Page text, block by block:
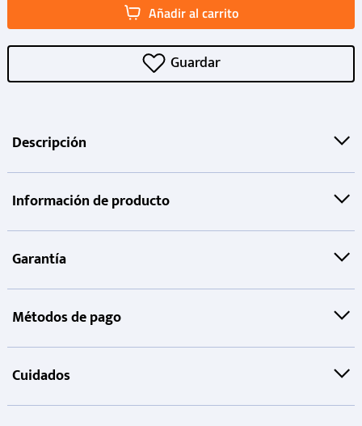
Añadir al carrito
Descripción
Información de producto
Garantía
Métodos de pago
Cuidados